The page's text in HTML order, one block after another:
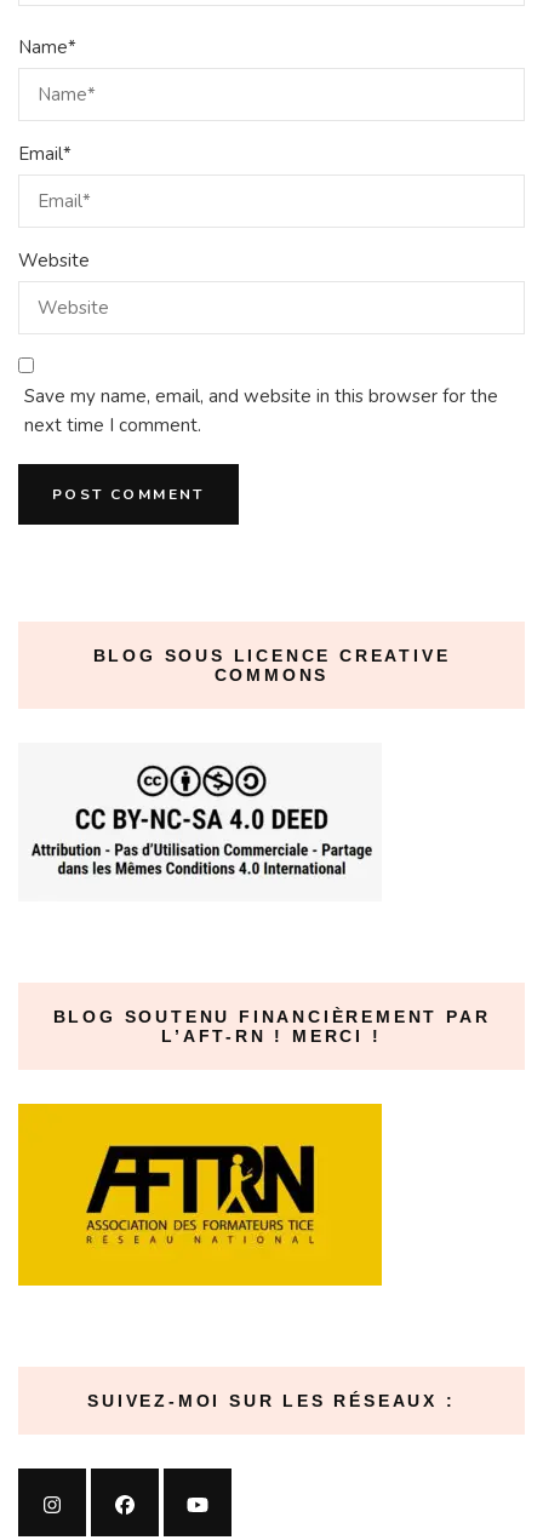
Name*
Email*
Website
Save my name, email, and website in this browser for the
next time I comment.
BLOG SOUS LICENCE CREATIVE
COMMONS
BLOG SOUTENU FINANCIÈREMENT PAR
L’AFT-RN ! MERCI !
SUIVEZ-MOI SUR LES RÉSEAUX :